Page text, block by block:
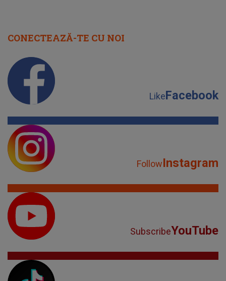
CONECTEAZĂ-TE CU NOI
LikeFacebook
FollowInstagram
SubscribeYouTube